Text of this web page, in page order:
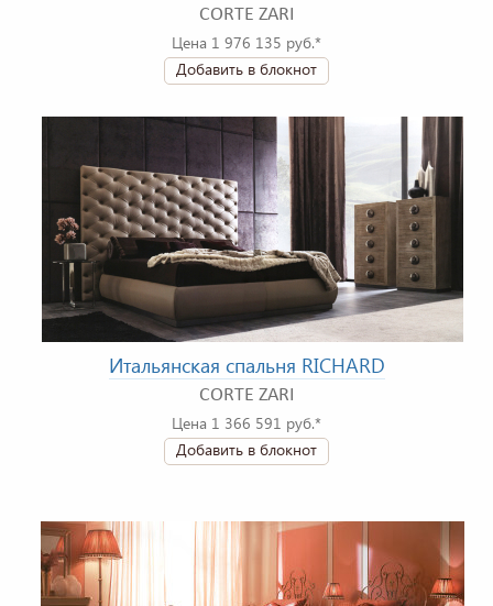
CORTE ZARI
Цена 1 976 135 руб.*
Добавить в блокнот
Итальянская спальня RICHARD
CORTE ZARI
Цена 1 366 591 руб.*
Добавить в блокнот